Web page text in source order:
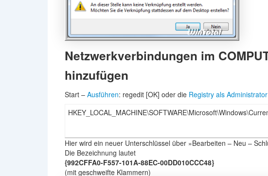
Netzwerkverbindungen im
hinzufügen
Start – Ausführen: regedit [OK] oder die Registry als
Hier wird ein neuer Unterschlüssel über »Bearbeiten – Neu –
Die Bezeichnung lautet
{992CFFA0-F557-101A-88EC-00DD010CCC48}
(mit geschweifte Klammern)